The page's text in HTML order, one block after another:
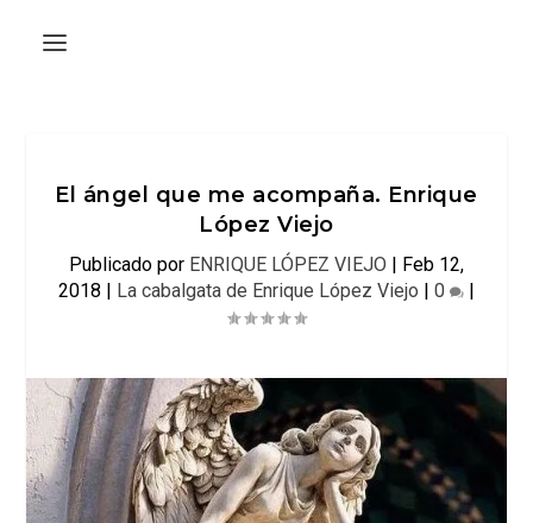
El ángel que me acompaña. Enrique
López Viejo
Publicado por ENRIQUE LÓPEZ VIEJO | Feb 12,
2018 | La cabalgata de Enrique López Viejo | 0 |